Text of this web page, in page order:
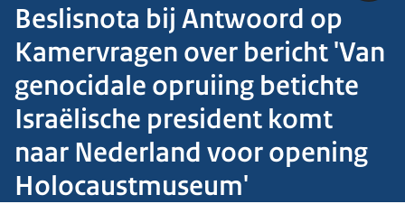
Beslisnota bij Antwoord op
Kamervragen over bericht 'Van
genocidale opruiing betichte
Israëlische president komt
naar Nederland voor opening
Holocaustmuseum'